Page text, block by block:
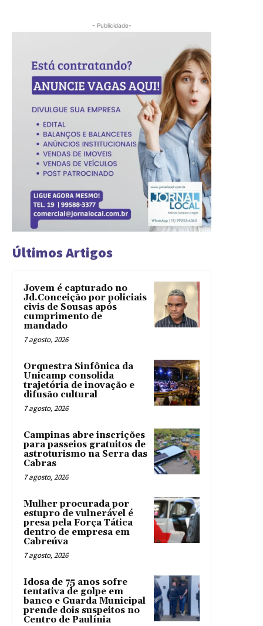
- Publicidade-
Últimos Artigos
Jovem é capturado no
Jd.Conceição por policiais
civis de Sousas após
cumprimento de
mandado
7 agosto, 2026
Orquestra Sinfônica da
Unicamp consolida
trajetória de inovação e
difusão cultural
7 agosto, 2026
Campinas abre inscrições
para passeios gratuitos de
astroturismo na Serra das
Cabras
7 agosto, 2026
Mulher procurada por
estupro de vulnerável é
presa pela Força Tática
dentro de empresa em
Cabreúva
7 agosto, 2026
Idosa de 75 anos sofre
tentativa de golpe em
banco e Guarda Municipal
prende dois suspeitos no
Centro de Paulínia